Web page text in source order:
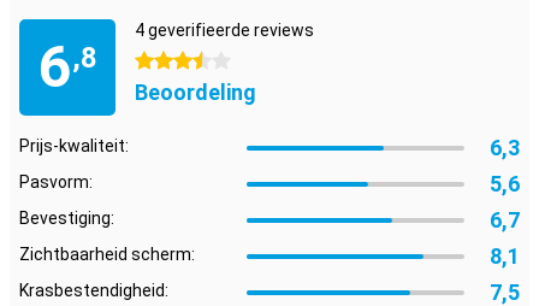
6,8
4 geverifieerde reviews
3.5 sterren
Beoordeling
Prijs-kwaliteit: 6,3
Pasvorm: 5,6
Bevestiging: 6,7
Zichtbaarheid scherm: 8,1
Krasbestendigheid: 7,5